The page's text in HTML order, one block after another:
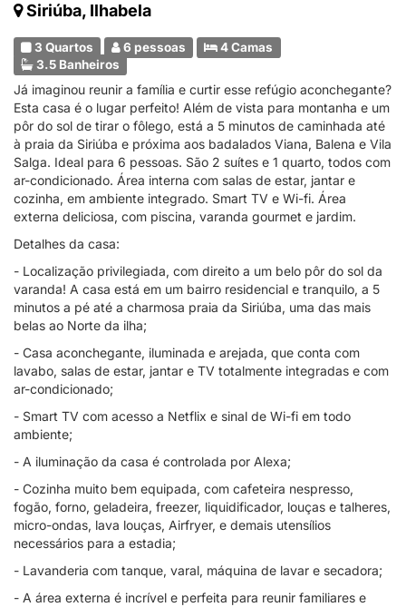
Siriúba, Ilhabela
3 Quartos 6 pessoas
4 Camas
3.5 Banheiros
Já imaginou reunir a família e curtir esse refúgio aconchegante?
Esta casa é o lugar perfeito! Além de vista para montanha e um
pôr do sol de tirar o fôlego, está a 5 minutos de caminhada até
à praia da Siriúba e próxima aos badalados Viana, Balena e Vila
Salga. Ideal para 6 pessoas. São 2 suítes e 1 quarto, todos com
ar-condicionado. Área interna com salas de estar, jantar e
cozinha, em ambiente integrado. Smart TV e Wi-fi. Área
externa deliciosa, com piscina, varanda gourmet e jardim.
Detalhes da casa:
- Localização privilegiada, com direito a um belo pôr do sol da
varanda! A casa está em um bairro residencial e tranquilo, a 5
minutos a pé até a charmosa praia da Siriúba, uma das mais
belas ao Norte da ilha;
- Casa aconchegante, iluminada e arejada, que conta com
lavabo, salas de estar, jantar e TV totalmente integradas e com
ar-condicionado;
- Smart TV com acesso a Netflix e sinal de Wi-fi em todo
ambiente;
- A iluminação da casa é controlada por Alexa;
- Cozinha muito bem equipada, com cafeteira nespresso,
fogão, forno, geladeira, freezer, liquidificador, louças e talheres,
micro-ondas, lava louças, Airfryer, e demais utensílios
necessários para a estadia;
- Lavanderia com tanque, varal, máquina de lavar e secadora;
- A área externa é incrível e perfeita para reunir familiares e